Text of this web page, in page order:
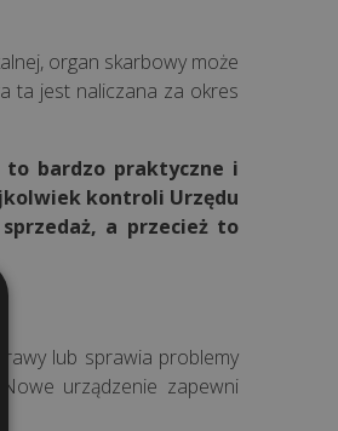
organ skarbowy może
ta jest naliczana za okres
to bardzo praktyczne i
kontroli Urzędu
a przecież to
lub sprawia problemy
urządzenie zapewni